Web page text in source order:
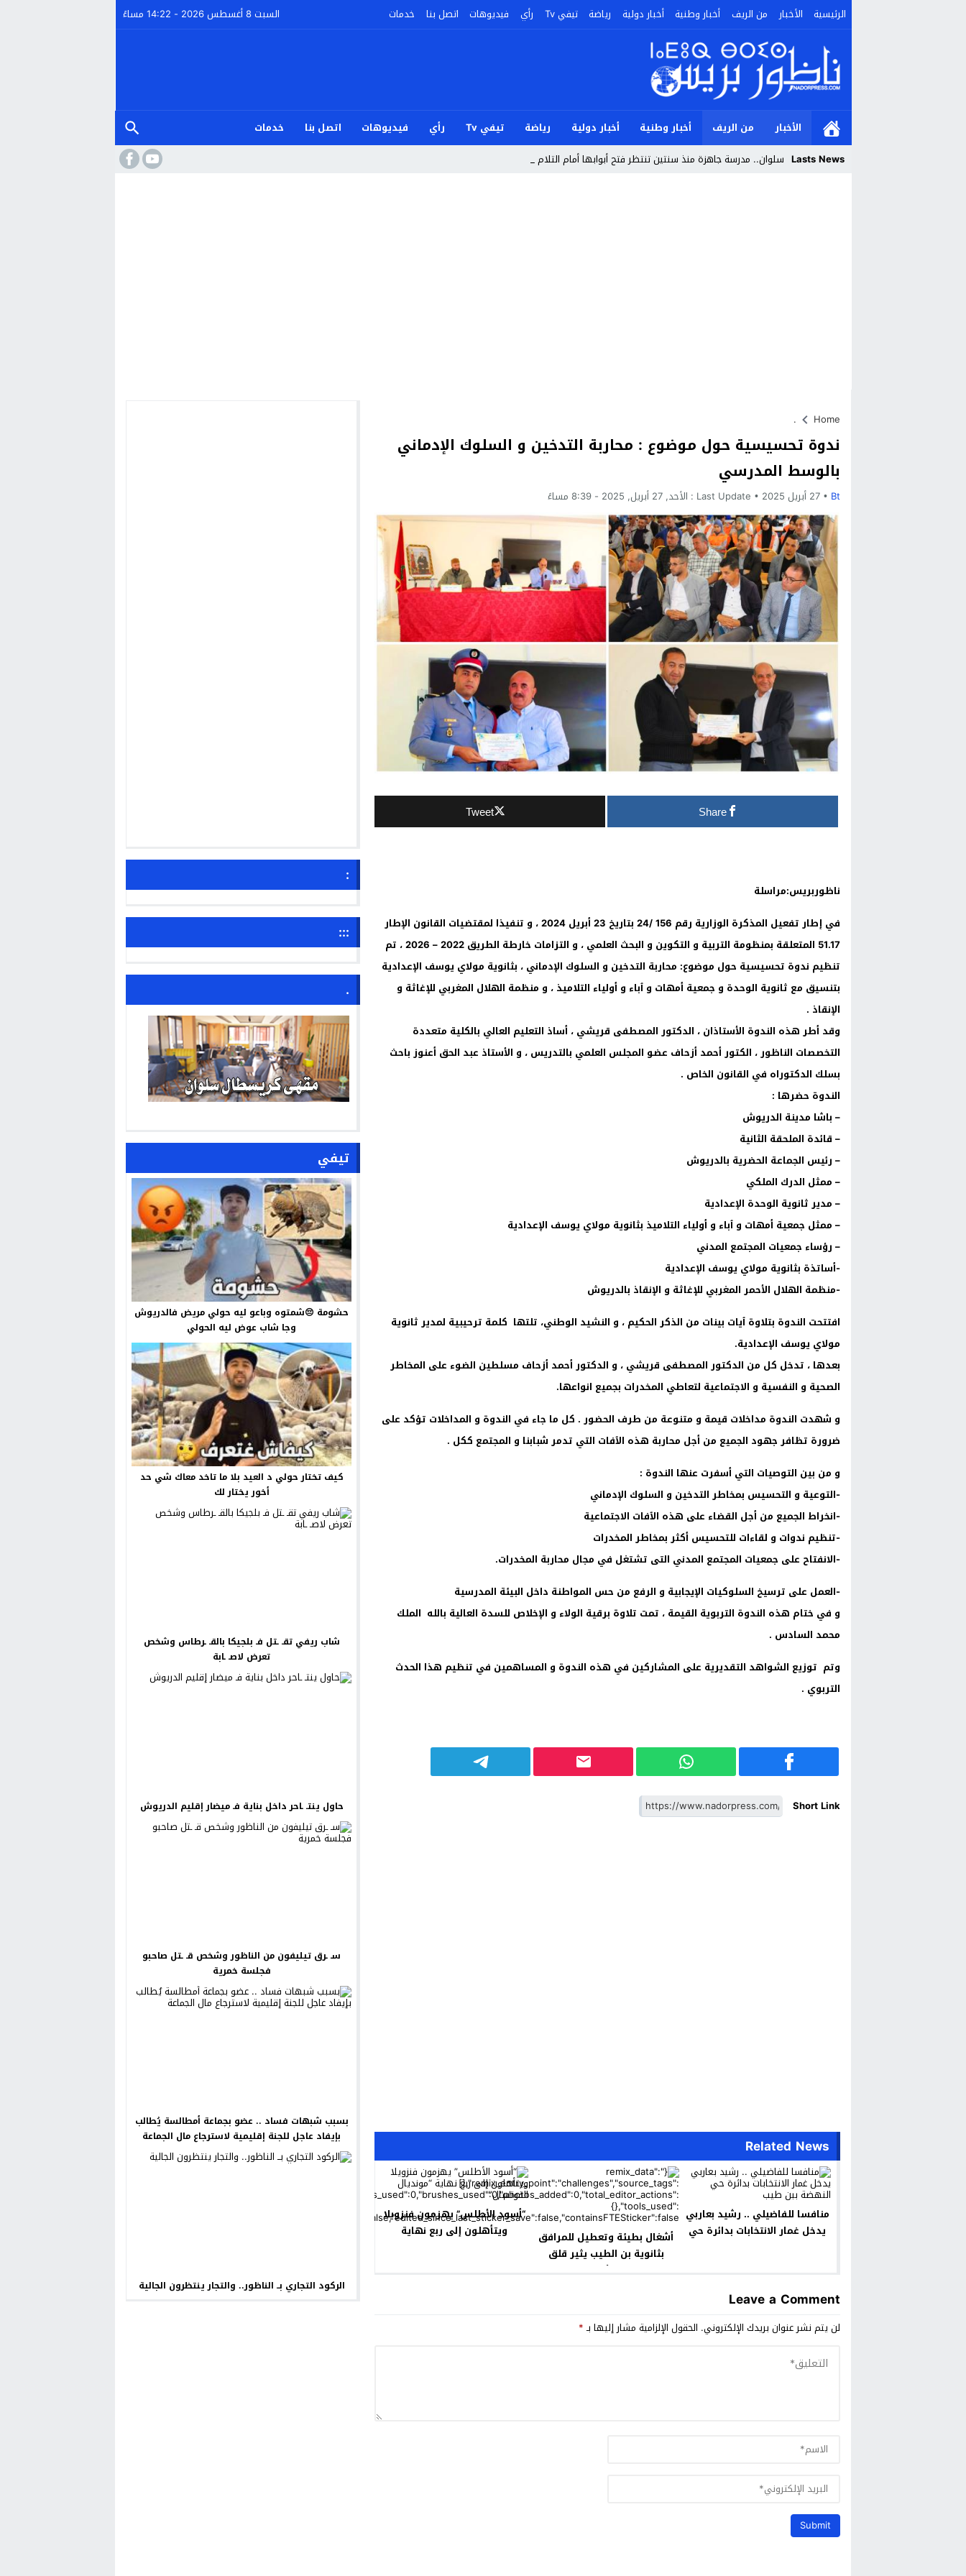
الرئيسية الأخبار من الريف أخبار وطنية أخبار دولية رياضة تيفي Tv رأي فيديوهات اتصل بنا خدمات السبت 8 أغسطس 2026 - 14:22 مساءً
الأخبار من الريف أخبار وطنية أخبار دولية رياضة تيفي Tv رأي فيديوهات اتصل بنا
خدمات
Lasts News سلوان.. مدرسة جاهزة منذ سنتين تنتظر فتح أبوابها أمام التلاميذ
Home
.
ندوة تحسيسية حول موضوع : محاربة التدخين و السلوك الإدماني
بالوسط المدرسي
Bt 27 أبريل 2025 Last Update : الأحد, 27 أبريل, 2025 - 8:39 مساءً
Share
Tweet
ناظوربريس:مراسلة
في إطار تفعيل المذكرة الوزارية رقم 156 /24 بتاريخ 23 أبريل 2024 ، و تنفيذا لمقتضيات القانون الإطار
51.17 المتعلقة بمنظومة التربية و التكوين و البحث العلمي ، و التزامات خارطة الطريق 2022 – 2026 ، تم
تنظيم ندوة تحسيسية حول موضوع: محاربة التدخين و السلوك الإدماني ، بثانوية مولاي يوسف الإعدادية
بتنسيق مع ثانوية الوحدة و جمعية أمهات و ٱباء و أولياء التلاميذ ، و منظمة الهلال المغربي للإغاثة و
الإنقاذ .
وقد أطر هذه الندوة الأستاذان ، الدكتور المصطفى قريشي ، أساذ التعليم العالي بالكلية متعددة
التخصصات الناظور ، الكتور أحمد أزحاف عضو المجلس العلمي بالتدريس ، و الأستاذ عبد الحق أعنوز باحث
بسلك الدكتوراه في القانون الخاص .
الندوة حضرها :
– باشا مدينة الدريوش
– قائدة الملحقة الثانية
– رئيس الجماعة الحضرية بالدريوش
– ممثل الدرك الملكي
– مدير ثانوية الوحدة الإعدادية
– ممثل جمعية أمهات و ٱباء و أولياء التلاميذ بثانوية مولاي يوسف الإعدادية
– رؤساء جمعيات المجتمع المدني
-أساتذة بثانوية مولاي يوسف الإعدادية
-منظمة الهلال الأحمر المغربي للإغاثة و الإنقاذ بالدريوش
افتتحت الندوة بتلاوة ٱيات بينات من الذكر الحكيم ، و النشيد الوطني، تلتها كلمة ترحيبية لمدير ثانوية
مولاي يوسف الإعدادية.
بعدها ، تدخل كل من الدكتور المصطفى قريشي ، و الدكتور أحمد أزحاف مسلطين الضوء على المخاطر
الصحية و النفسية و الاجتماعية لتعاطي المخدرات بجميع انواعها.
و شهدت الندوة مداخلات قيمة و متنوعة من طرف الحضور . كل ما جاء في الندوة و المداخلات تؤكد على
ضرورة تظافر جهود الجميع من أجل محاربة هذه الٱفات التي تدمر شبابنا و المجتمع ككل .
و من بين التوصيات التي أسفرت عنها الندوة :
-التوعية و التحسيس بمخاطر التدخين و السلوك الإدماني
-انخراط الجميع من أجل القضاء على هذه الٱفات الاجتماعية
-تنظيم ندوات و لقاءات للتحسيس أكثر بمخاطر المخدرات
-الانفتاح على جمعيات المجتمع المدني التى تشتغل في مجال محاربة المخدرات.
-العمل على ترسيخ السلوكيات الإيجابية و الرفع من حس المواطنة داخل البيئة المدرسية
و في ختام هذه الندوة التربوية القيمة ، تمت تلاوة برقية الولاء و الإخلاص للسدة العالية بالله الملك
محمد السادس .
وتم توزيع الشواهد التقديرية على المشاركين في هذه الندوة و المساهمين في تنظيم هذا الحدث
التربوي .
Short Link
Related News
منافسا للفاضيلي .. رشيد بعاربي
يدخل غمار الانتخابات بدائرة حي
أشغال بطيئة وتعطيل للمرافق
بثانوية بن الطيب يثير قلق
التلاميذ والأطر التربوية
“أسود الأطلس” يهزمون فنزويلا
ويتأهلون إلى ربع نهاية
Leave a Comment
لن يتم نشر عنوان بريدك الإلكتروني. الحقول الإلزامية مشار إليها بـ*
:
:::
.
تيفي
حشومة 😔شمتوه وباعو ليه حولي مريض فالدريوش
وجا شاب عوض ليه الحولي
كيف تختار حولي د العيد بلا ما تاخد معاك شي حد
أخور يختار لك
شاب ريفي تقـ ـتل فـ بلجيكا بالقـ ـرطاس وشخص
تعرض لاصـ ـابة
حاول ينتـ ـاحر داخل بناية فـ ميضار إقليم الدريوش
سـ ـرق تيليفون من الناظور وشخص قـ ـتل صاحبو
فجلسة خمرية
بسبب شبهات فساد .. عضو بجماعة أمطالسة يُطالب
بإيفاد عاجل للجنة إقليمية لاسترجاع مال الجماعة
الركود التجاري بــ الناظور.. والتجار ينتظرون الجالية